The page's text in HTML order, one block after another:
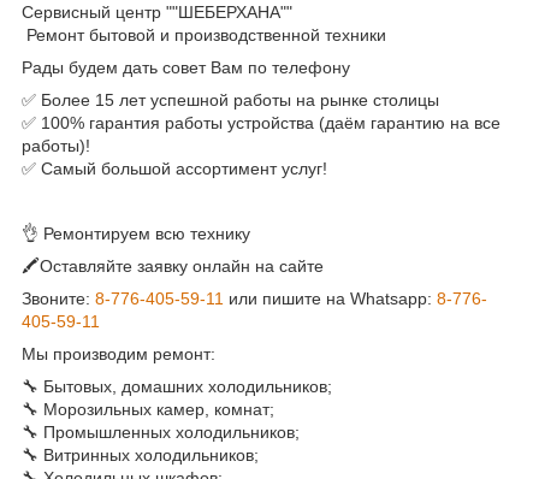
Сервисный центр ""ШЕБЕРХАНА""
Ремонт бытовой и производственной техники
Рады будем дать совет Вам по телефону
✅ Более 15 лет успешной работы на рынке столицы
✅ 100% гарантия работы устройства (даём гарантию на все
работы)!
✅ Самый большой ассортимент услуг!
👌 Ремонтируем всю технику
🖍Оставляйте заявку онлайн на сайте
Звоните: 8-776-405-59-11 или пишите на Whatsapp: 8-776-
405-59-11
Мы производим ремонт:
🔧 Бытовых, домашних холодильников;
🔧 Морозильных камер, комнат;
🔧 Промышленных холодильников;
🔧 Витринных холодильников;